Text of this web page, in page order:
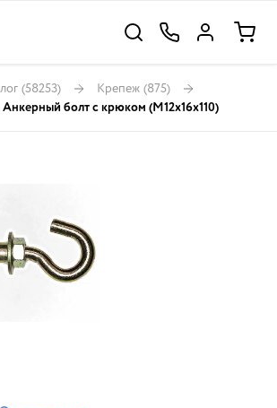
(58253) Крепеж (875)
Анкерный болт с крюком (M12x16x110)